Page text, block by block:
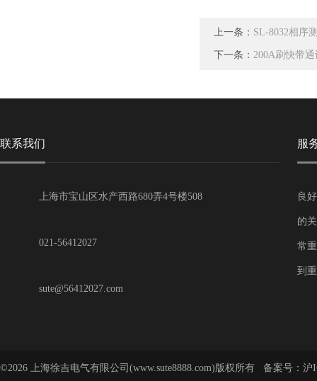
上一条： SL-8032相序
下一条： 200A刷快带通
联系我们
上海市宝山区水产西路680弄4号楼508
021-56412027
sute@56412027.com
服
良
的
常
到
©2026 上海徐吉电气有限公司(www.sute8888.com)版权所有 备案号： 沪